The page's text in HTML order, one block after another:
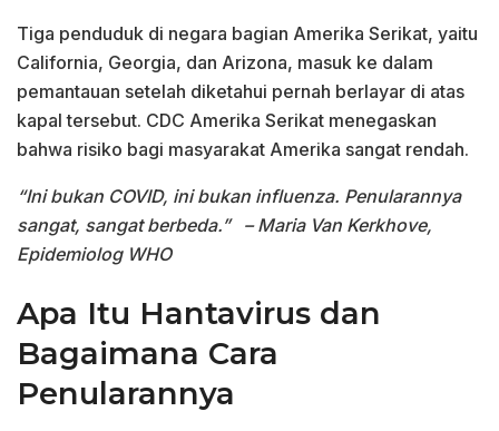
Tiga penduduk di negara bagian Amerika Serikat, yaitu
California, Georgia, dan Arizona, masuk ke dalam
pemantauan setelah diketahui pernah berlayar di atas
kapal tersebut. CDC Amerika Serikat menegaskan
bahwa risiko bagi masyarakat Amerika sangat rendah.
“Ini bukan COVID, ini bukan influenza. Penularannya
sangat, sangat berbeda.”– Maria Van Kerkhove,
Epidemiolog WHO
Apa Itu Hantavirus dan
Bagaimana Cara
Penularannya